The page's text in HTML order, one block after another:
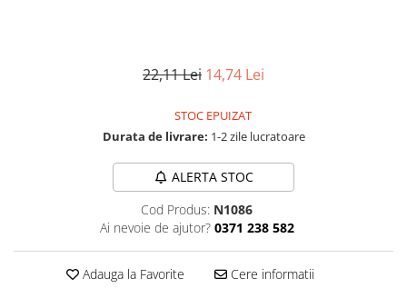
Scania R S G P Next Generation
Volvo FH 3 Euro 5
Volvo FH 4 Euro 6
Lumini, Becuri, Proiectoare
22,11 Lei 14,74 Lei
STOC EPUIZAT
Durata de livrare: 1-2 zile lucratoare
ALERTA STOC
Cod Produs: N1086
Ai nevoie de ajutor? 0371 238 582
Adauga la Favorite Cere informatii